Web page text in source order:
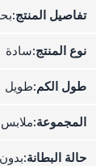
تفاصيل المنتج:
نوع المنتج:سادة
طول الكم:طويل
المجموعة:
حالة البطانة: